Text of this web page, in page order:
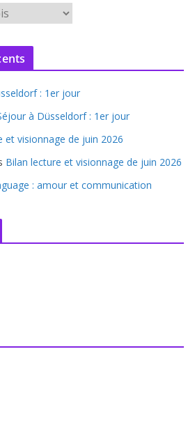
: 1er jour
à Düsseldorf : 1er jour
et visionnage de juin 2026
Bilan lecture et visionnage de juin 2026
: amour et communication